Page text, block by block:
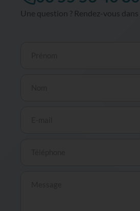
Une question ? Rendez-vous dans